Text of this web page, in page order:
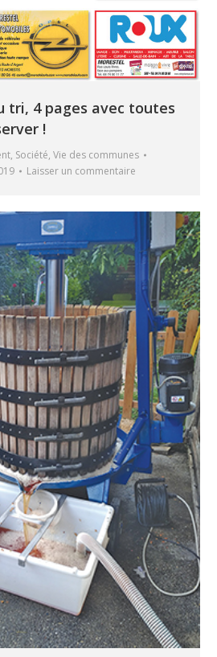
tri, 4 pages avec toutes
!
, Société, Vie des communes
Laisser un commentaire